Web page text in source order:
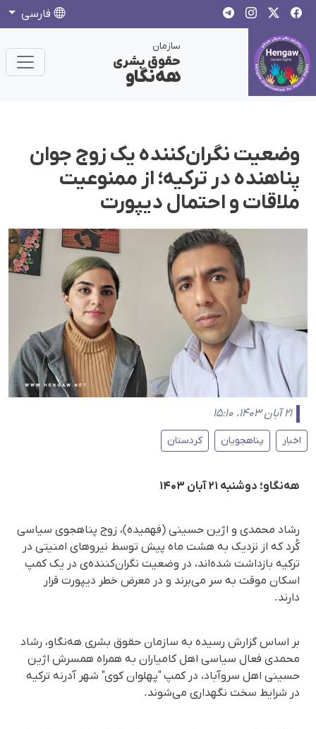
فارسی
سازمان
حقوق بشری
هەنگاو
وضعیت نگران‌کننده یک زوج جوان
پناهنده در ترکیه؛ از ممنوعیت
ملاقات و احتمال دیپورت
۲۱ آبان ۱۴۰۳، ۱۵:۱۰
اخبار پناهجویان کردستان
هه‌نگاو؛ دوشنبه ۲۱ آبان ۱۴۰۳
رشاد محمدی و اژین حسینی (فهمیده)، زوج پناهجوی سیاسی
کُرد که از نزدیک به هشت ماه پیش توسط نیروهای امنیتی در
ترکیه بازداشت شده‌اند، در وضعیت نگران‌کننده‌ی در یک کمپ
اسکان موقت به سر می‌برند و در معرض خطر دیپورت قرار
دارند.
بر اساس گزارش رسیده به سازمان حقوق بشری هه‌نگاو، رشاد
محمدی فعال سیاسی اهل کامیاران به همراه همسرش اژین
حسینی اهل سروآباد، در کمپ "پهلوان کوی" شهر آدرنه ترکیه
در شرایط سخت نگهداری می‌شوند.